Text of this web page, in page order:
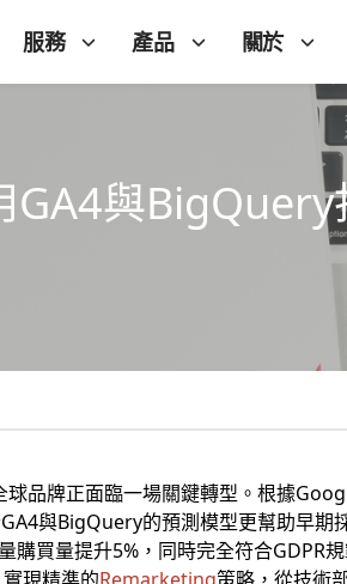
服務 產品 關於
與BigQuery
品牌正面臨一場關鍵轉型。根據
與BigQuery的預測模型更幫助早期
買量提升5%，同時完全符合GDPR